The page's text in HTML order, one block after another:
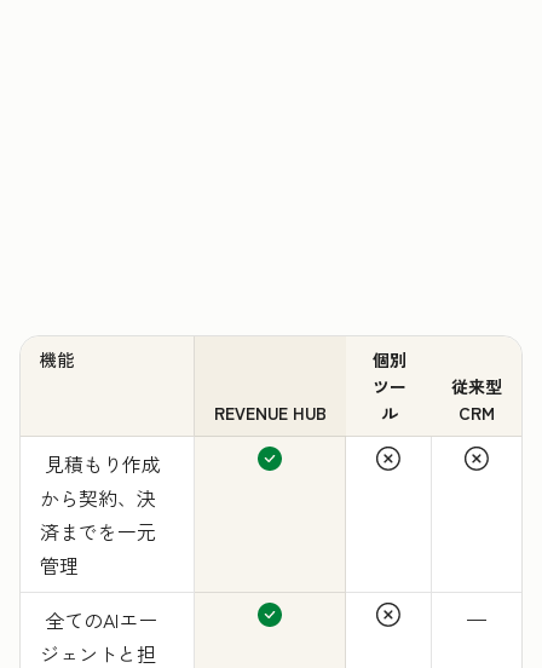
機能
REVENUE HUB
個別
ツー
ル
従来型
CRM
見積もり作成
から契約、決
済までを一元
管理
全てのAIエー
ジェントと担
—